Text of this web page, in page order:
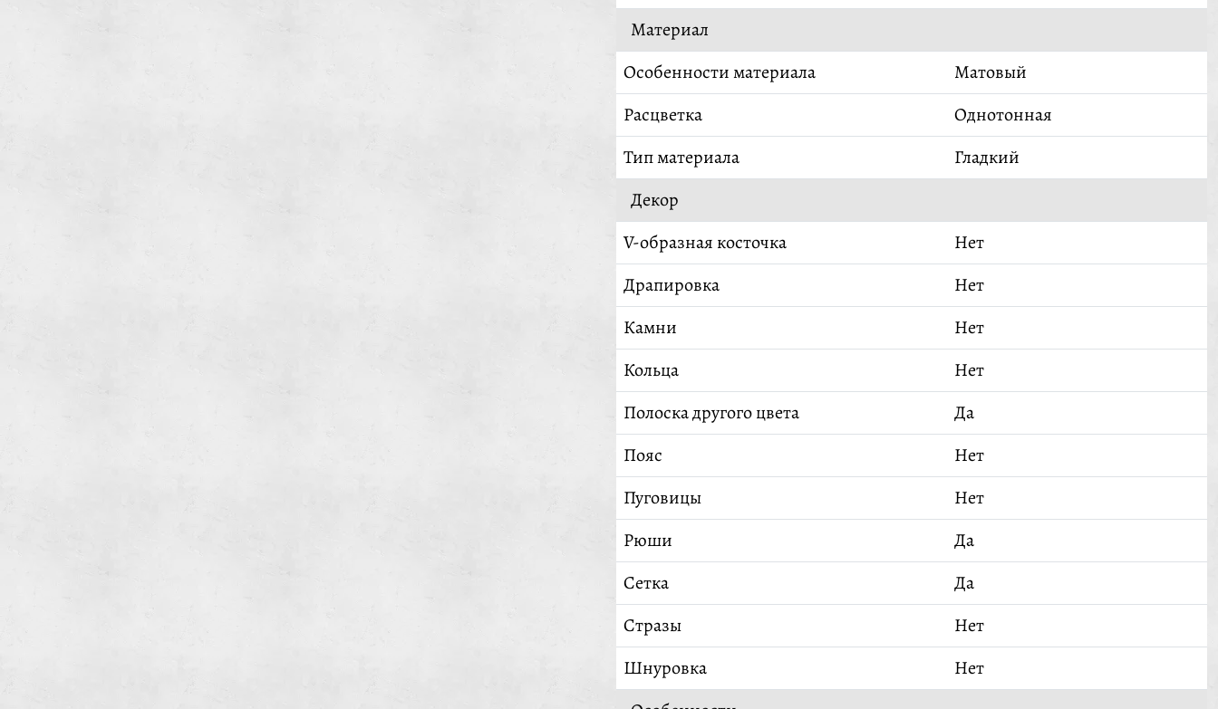
Материал
Особенности материала
Матовый
Расцветка
Однотонная
Тип материала
Гладкий
Декор
V-образная косточка
Нет
Драпировка
Нет
Камни
Нет
Кольца
Нет
Полоска другого цвета
Да
Пояс
Нет
Пуговицы
Нет
Рюши
Да
Сетка
Да
Стразы
Нет
Шнуровка
Нет